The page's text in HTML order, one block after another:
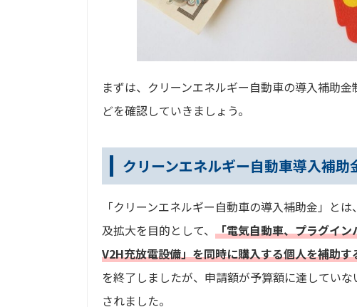
まずは、クリーンエネルギー自動車の導入補助
どを確認していきましょう。
クリーンエネルギー自動車導入補助
「クリーンエネルギー自動車の導入補助金」と
及拡大を目的として、 「電気自動車、プラグイ
V2H充放電設備」を同時に購入する個人を補助
を終了しましたが、申請額が予算額に達してい
されました。